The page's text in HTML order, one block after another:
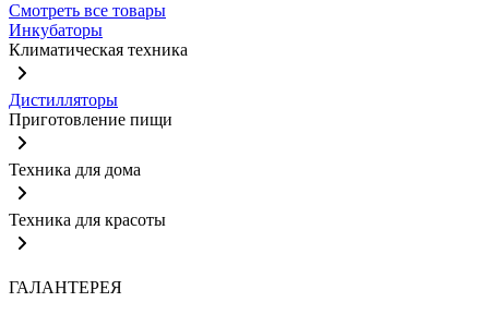
Смотреть все товары
Инкубаторы
Климатическая техника
Дистилляторы
Приготовление пищи
Техника для дома
Техника для красоты
ГАЛАНТЕРЕЯ